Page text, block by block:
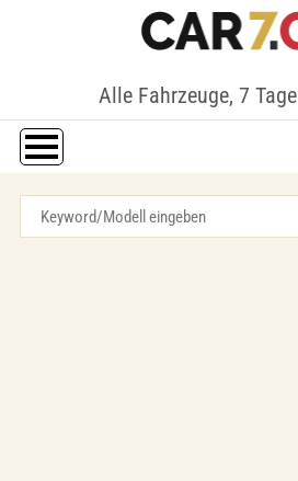
Alle Fahrzeuge, 7